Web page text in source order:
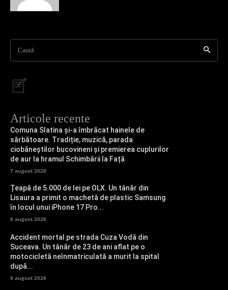
Caută
Articole recente
Comuna Slatina și-a îmbrăcat hainele de
sărbătoare. Tradiție, muzică, parada
ciobăneștilor bucovineni și premierea cuplurilor
de aur la hramul Schimbării la Față
7 august 2026
Țeapă de 5.000 de lei pe OLX. Un tânăr din
Lisaura a primit o machetă de plastic Samsung
în locul unui iPhone 17 Pro...
6 august 2026
Accident mortal pe strada Cuza Vodă din
Suceava. Un tânăr de 23 de ani aflat pe o
motocicletă neînmatriculată a murit la spital
după...
6 august 2026